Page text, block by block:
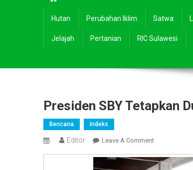
Hutan Perubahan Iklim Satwa
Jelajah Pertanian RIC Sulawesi
Presiden SBY Tetapkan
Bencana Indeks
Editor Leave A CommentOn
SBY